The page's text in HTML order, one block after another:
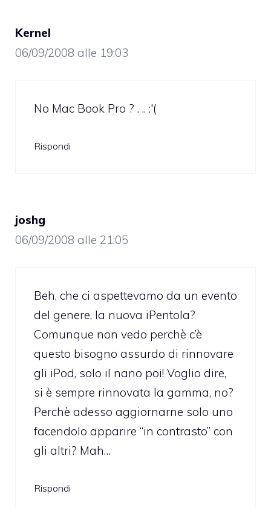
Kernel
06/09/2008 alle 19:03
No Mac Book Pro ? . .. :'(
Rispondi
joshg
06/09/2008 alle 21:05
Beh, che ci aspettevamo da un evento
del genere, la nuova iPentola?
Comunque non vedo perchè c’è
questo bisogno assurdo di rinnovare
gli iPod, solo il nano poi! Voglio dire,
si è sempre rinnovata la gamma, no?
Perchè adesso aggiornarne solo uno
facendolo apparire “in contrasto” con
gli altri? Mah…
Rispondi